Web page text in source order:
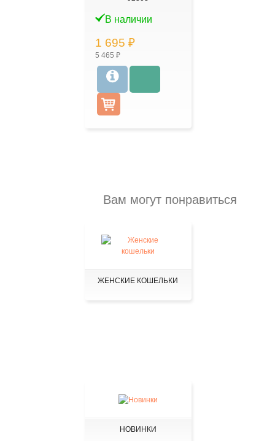
В наличии
1 695 ₽
5 465 ₽
Вам могут понравиться
ЖЕНСКИЕ КОШЕЛЬКИ
НОВИНКИ